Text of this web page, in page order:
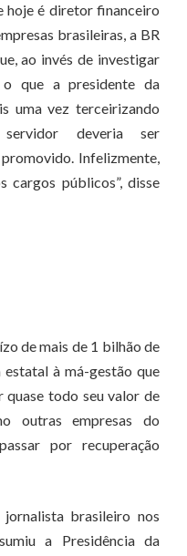
hoje é diretor financeiro
brasileiras, a BR
ao invés de investigar
que a presidente da
uma vez terceirizando
deveria ser
Infelizmente,
públicos”, disse
de mais de 1 bilhão de
à má-gestão que
quase todo seu valor de
outras empresas do
por recuperação
brasileiro nos
a Presidência da